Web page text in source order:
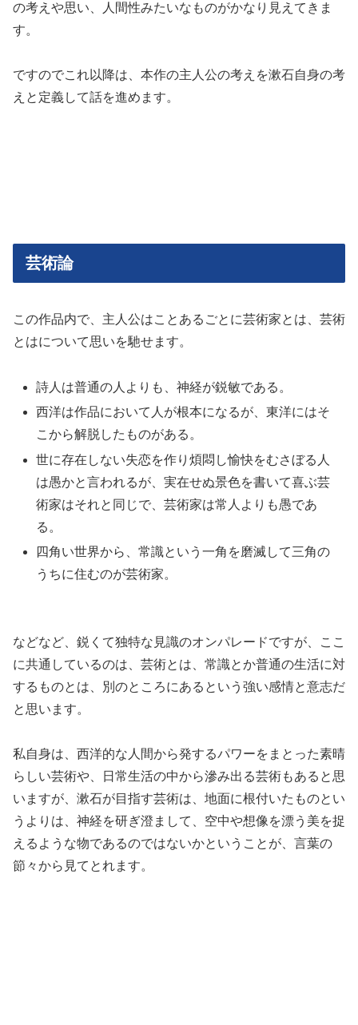
の考えや思い、人間性みたいなものがかなり見えてきま
す。
ですのでこれ以降は、本作の主人公の考えを漱石自身の考
えと定義して話を進めます。
芸術論
この作品内で、主人公はことあるごとに芸術家とは、芸術
とはについて思いを馳せます。
詩人は普通の人よりも、神経が鋭敏である。
西洋は作品において人が根本になるが、東洋にはそ
こから解脱したものがある。
世に存在しない失恋を作り煩悶し愉快をむさぼる人
は愚かと言われるが、実在せぬ景色を書いて喜ぶ芸
術家はそれと同じで、芸術家は常人よりも愚であ
る。
四角い世界から、常識という一角を磨滅して三角の
うちに住むのが芸術家。
などなど、鋭くて独特な見識のオンパレードですが、ここ
に共通しているのは、芸術とは、常識とか普通の生活に対
するものとは、別のところにあるという強い感情と意志だ
と思います。
私自身は、西洋的な人間から発するパワーをまとった素晴
らしい芸術や、日常生活の中から滲み出る芸術もあると思
いますが、漱石が目指す芸術は、地面に根付いたものとい
うよりは、神経を研ぎ澄まして、空中や想像を漂う美を捉
えるような物であるのではないかということが、言葉の
節々から見てとれます。